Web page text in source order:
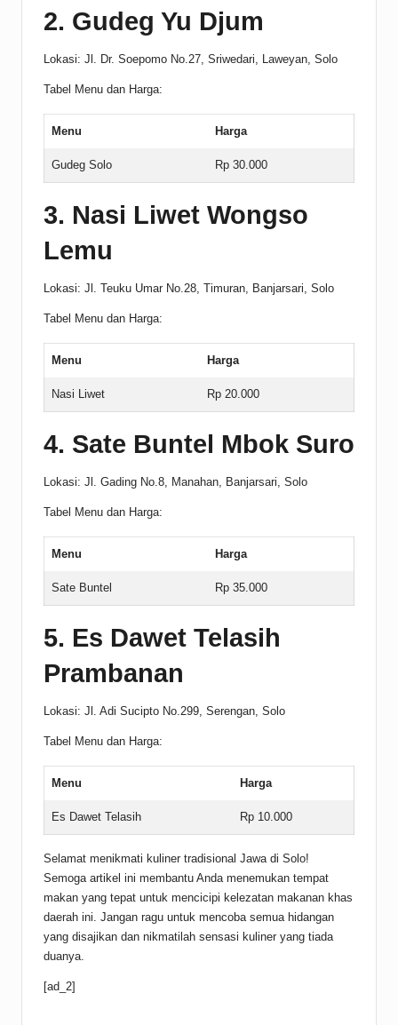
2. Gudeg Yu Djum
Lokasi: Jl. Dr. Soepomo No.27, Sriwedari, Laweyan, Solo
Tabel Menu dan Harga:
Menu Harga
Gudeg Solo Rp 30.000
3. Nasi Liwet Wongso
Lemu
Lokasi: Jl. Teuku Umar No.28, Timuran, Banjarsari, Solo
Tabel Menu dan Harga:
Menu Harga
Nasi Liwet Rp 20.000
4. Sate Buntel Mbok Suro
Lokasi: Jl. Gading No.8, Manahan, Banjarsari, Solo
Tabel Menu dan Harga:
Menu Harga
Sate Buntel Rp 35.000
5. Es Dawet Telasih
Prambanan
Lokasi: Jl. Adi Sucipto No.299, Serengan, Solo
Tabel Menu dan Harga:
Menu Harga
Es Dawet Telasih Rp 10.000
Selamat menikmati kuliner tradisional Jawa di Solo!
Semoga artikel ini membantu Anda menemukan tempat
makan yang tepat untuk mencicipi kelezatan makanan khas
daerah ini. Jangan ragu untuk mencoba semua hidangan
yang disajikan dan nikmatilah sensasi kuliner yang tiada
duanya.
[ad_2]